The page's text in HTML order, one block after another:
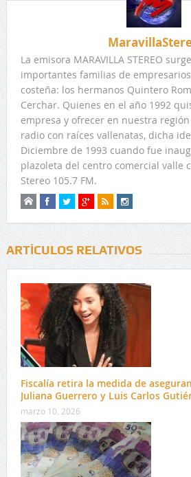
La emisora MARAVILLA STEREO
importantes familias de
costeña: los hermanos Quintero
Cerchar. Quienes en el año 1992
empresa y ofrecer en nuestra
radio con raíces vallenatas, dicha
Diciembre de 1993 cuando fue
plazoleta del centro comercial valle
Stereo 105.7 FM.
ARTÍCULOS RELATIVOS
Fiscalía retira la medida de
Juliana Guerrero y Luis Carlos
marzo 10, 2026